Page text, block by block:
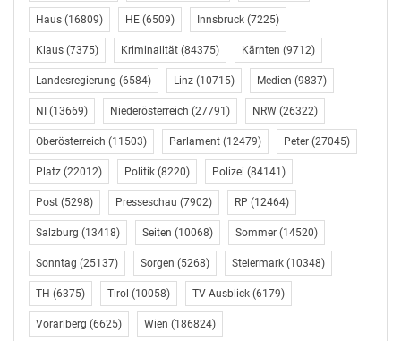
Ergebnisse der Lotto
Ziehung vom Sonntag,
dem 22. April 2018
April 22, 2018
In "Chronik"
Ergebnisse der Lotto
Ziehung vom Sonntag,
dem 01. April 2018
April 1, 2018
In "Chronik"
Ergebnisse der Lotto
Ziehung vom Sonntag,
dem 14. April 2019
April 14, 2019
Haus (16809) HE (6509) Innsbruck (7225)
Klaus (7375) Kriminalität (84375) Kärnten (9712)
Landesregierung (6584) Linz (10715) Medien (9837)
NI (13669) Niederösterreich (27791) NRW (26322)
Oberösterreich (11503) Parlament (12479) Peter (27045)
Platz (22012) Politik (8220) Polizei (84141)
Post (5298) Presseschau (7902) RP (12464)
Salzburg (13418) Seiten (10068) Sommer (14520)
Sonntag (25137) Sorgen (5268) Steiermark (10348)
TH (6375) Tirol (10058) TV-Ausblick (6179)
Vorarlberg (6625) Wien (186824)